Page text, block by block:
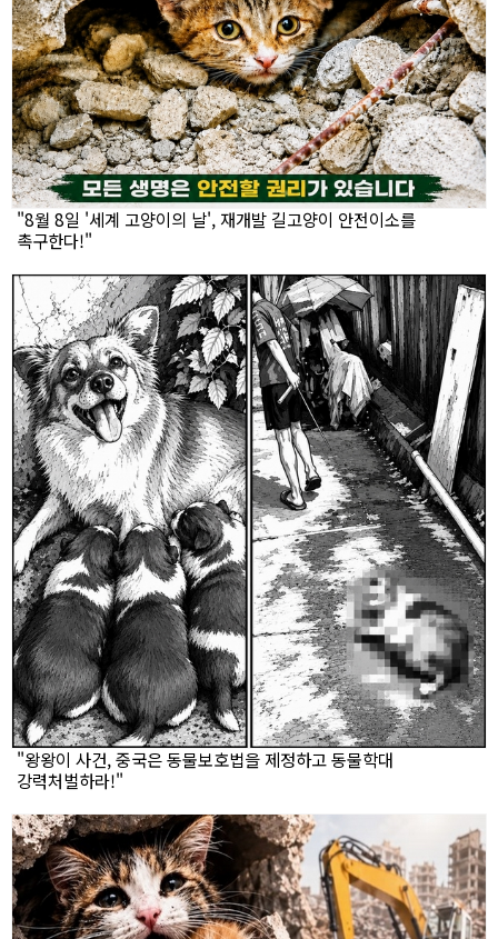
"8월 8일 '세계 고양이의 날', 재개발 길고양이 안전이소를
촉구한다!"
"왕왕이 사건, 중국은 동물보호법을 제정하고 동물학대
강력처벌하라!"